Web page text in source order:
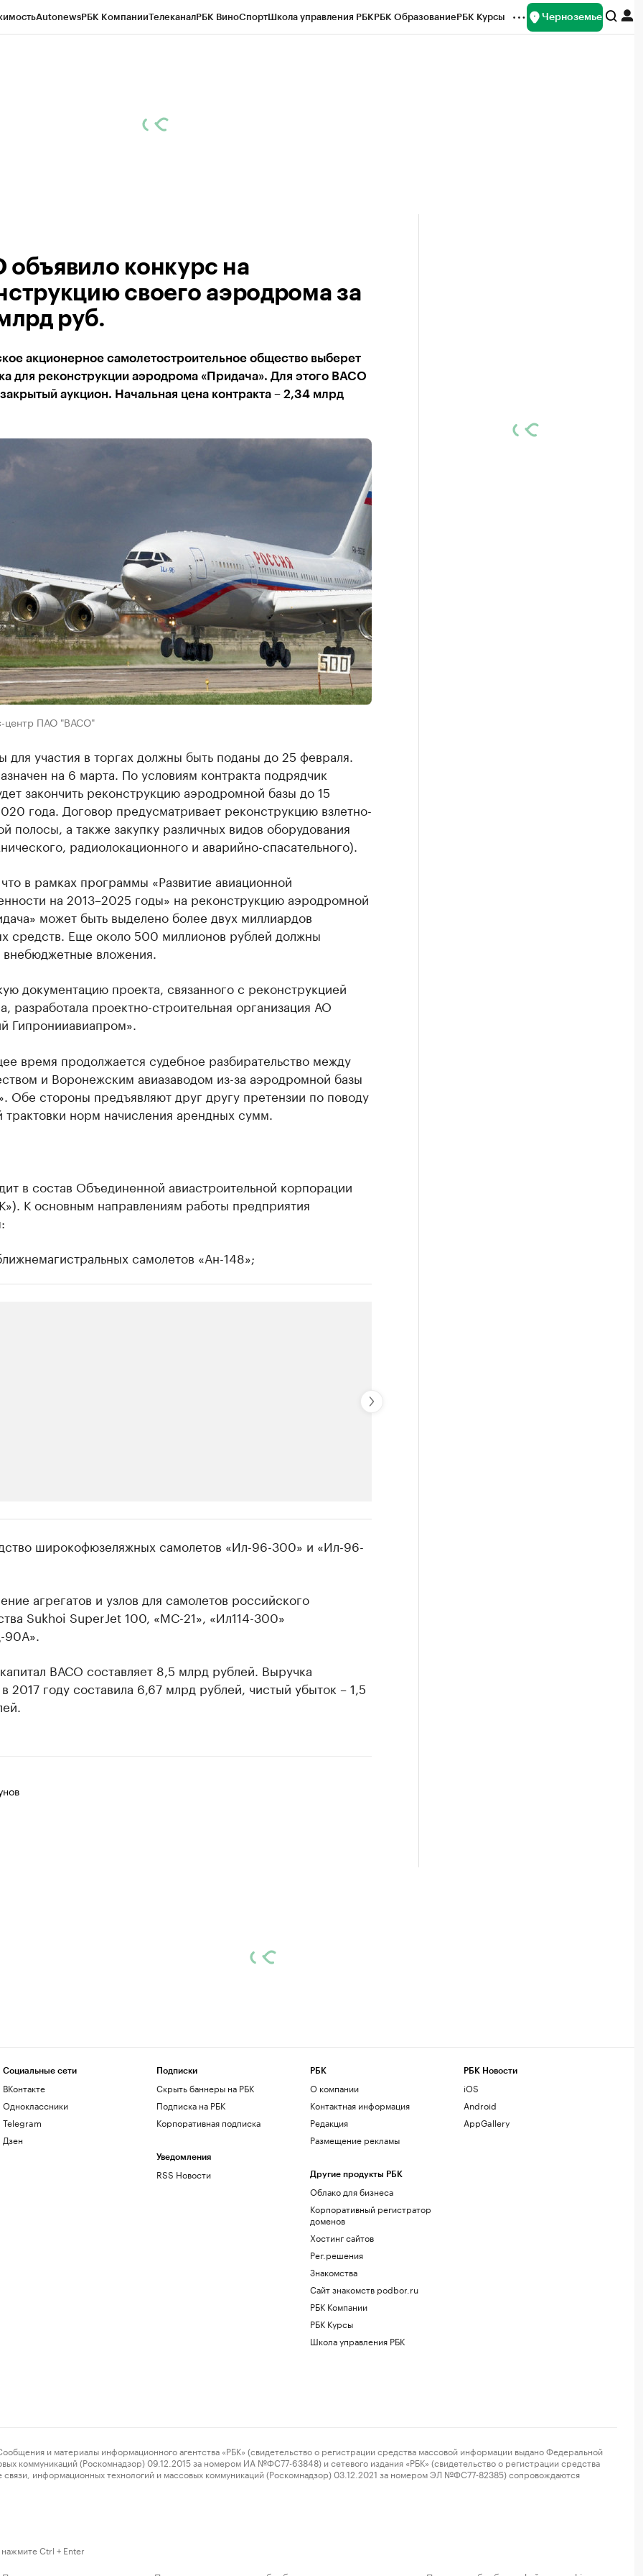
AutonewsРБК КомпанииТелеканалРБК ВиноСпортШкола управления РБКРБК ОбразованиеРБК Курсы Черноземье
объявило конкурс на
своего аэродрома за
руб.
акционерное самолетостроительное общество выберет
для реконструкции аэродрома «Придача». Для этого ВАСО
аукцион. Начальная цена контракта – 2,34 млрд
центр ПАО "ВАСО"
для участия в торгах должны быть поданы до 25 февраля.
на 6 марта. По условиям контракта подрядчик
закончить реконструкцию аэродромной базы до 15
года. Договор предусматривает реконструкцию взлетно-
полосы, а также закупку различных видов оборудования
радиолокационного и аварийно-спасательного).
в рамках программы «Развитие авиационной
на 2013–2025 годы» на реконструкцию аэродромной
может быть выделено более двух миллиардов
средств. Еще около 500 миллионов рублей должны
внебюджетные вложения.
документацию проекта, связанного с реконструкцией
разработала проектно-строительная организация АО
Гипронииавиапром».
время продолжается судебное разбирательство между
и Воронежским авиазаводом из-за аэродромной базы
Обе стороны предъявляют друг другу претензии по поводу
трактовки норм начисления арендных сумм.
в состав Объединенной авиастроительной корпорации
К основным направлениям работы предприятия
самолетов «Ан-148»;
новостями бизнеса на РБК
широкофюзеляжных самолетов «Ил-96-300» и «Ил-96-
агрегатов и узлов для самолетов российского
Sukhoi SuperJet 100, «МС-21», «Ил114-300»
ВАСО составляет 8,5 млрд рублей. Выручка
2017 году составила 6,67 млрд рублей, чистый убыток – 1,5
Социальные сети
ВКонтакте
Одноклассники
Telegram
Дзен
Подписки
Скрыть баннеры на РБК
Подписка на РБК
Корпоративная подписка
Уведомления
RSS Новости
РБК
О компании
Контактная информация
Редакция
Размещение рекламы
Другие продукты РБК
Облако для бизнеса
Корпоративный регистратор
доменов
Хостинг сайтов
Рег.решения
Знакомства
Сайт знакомств podbor.ru
РБК Компании
РБК Курсы
Школа управления РБК
РБК Новости
iOS
Android
AppGallery
и материалы информационного агентства «РБК» (свидетельство о регистрации средства массовой информации выдано Федеральной
коммуникаций (Роскомнадзор) 09.12.2015 за номером ИА №ФС77-63848) и сетевого издания «РБК» (свидетельство о регистрации средства
информационных технологий и массовых коммуникаций (Роскомнадзор) 03.12.2021 за номером ЭЛ №ФС77-82385) сопровождаются
Ctrl + Enter